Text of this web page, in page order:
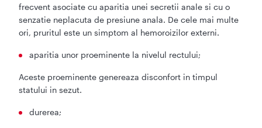
frecvent asociate cu aparitia unei secretii anale si cu o
senzatie neplacuta de presiune anala. De cele mai multe
ori, pruritul este un simptom al hemoroizilor externi.
aparitia unor proeminente la nivelul rectului;
Aceste proeminente genereaza disconfort in timpul
statului in sezut.
durerea;